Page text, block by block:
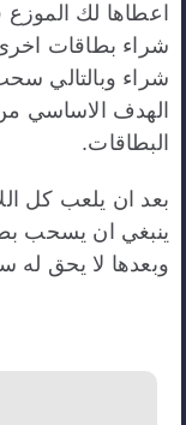
اعطاها لك
شراء بطاقات
شراء وبالتالي
البطاقات.
بعد ان يلعب كل
وبعدها لا يحق